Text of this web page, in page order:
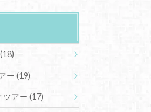
(18)
ー(19)
ツアー(17)